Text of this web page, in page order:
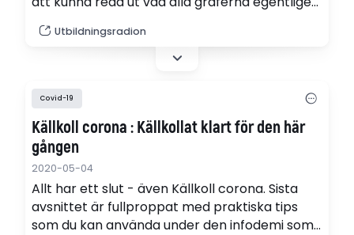
Utbildningsradion
Covid-19
Källkoll corona : Källkollat klart för den här
gången
2020-05-04
Allt har ett slut - även Källkoll corona. Sista
avsnittet är fullproppat med praktiska tips
som du kan använda under den infodemi som